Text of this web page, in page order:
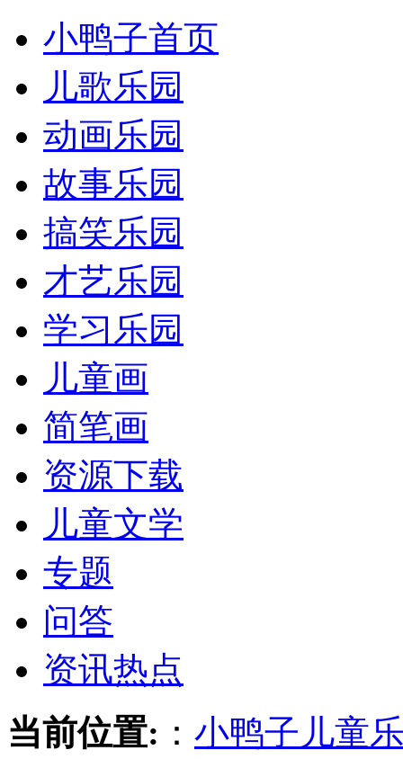
小鸭子首页
儿歌乐园
动画乐园
故事乐园
搞笑乐园
才艺乐园
学习乐园
儿童画
简笔画
资源下载
儿童文学
专题
问答
资讯热点
当前位置: ： 小鸭子儿童